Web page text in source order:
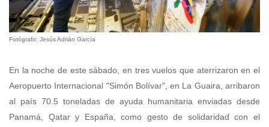
Fotógrafo: Jesús Adrián García
En la noche de este sábado, en tres vuelos que aterrizaron en el
Aeropuerto Internacional "Simón Bolívar", en La Guaira, arribaron
al país 70.5 toneladas de ayuda humanitaria enviadas desde
Panamá, Qatar y España, como gesto de solidaridad con el